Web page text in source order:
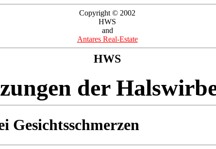
Copyright © 2002
HWS
and
Antares Real-Estate
HWS
der
Gesichtsschmerzen